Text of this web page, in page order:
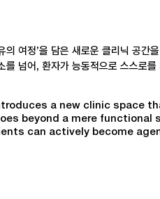
의 여정’을 담은 새로운 클리닉 공간
를 넘어, 환자가 능동적으로 스스로
a new clinic space
beyond a mere
can actively become